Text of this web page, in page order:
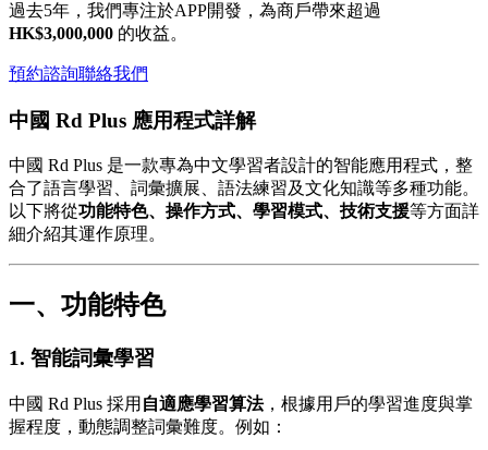
過去5年，我們專注於APP開發，為商戶帶來超過
HK$3,000,000 的收益。
預約諮詢聯絡我們
中國 Rd Plus 應用程式詳解
中國 Rd Plus 是一款專為中文學習者設計的智能應用程式，整
合了語言學習、詞彙擴展、語法練習及文化知識等多種功能。
以下將從功能特色、操作方式、學習模式、技術支援等方面詳
細介紹其運作原理。
一、功能特色
1. 智能詞彙學習
中國 Rd Plus 採用 自適應學習算法，根據用戶的學習進度與掌
握程度，動態調整詞彙難度。例如：